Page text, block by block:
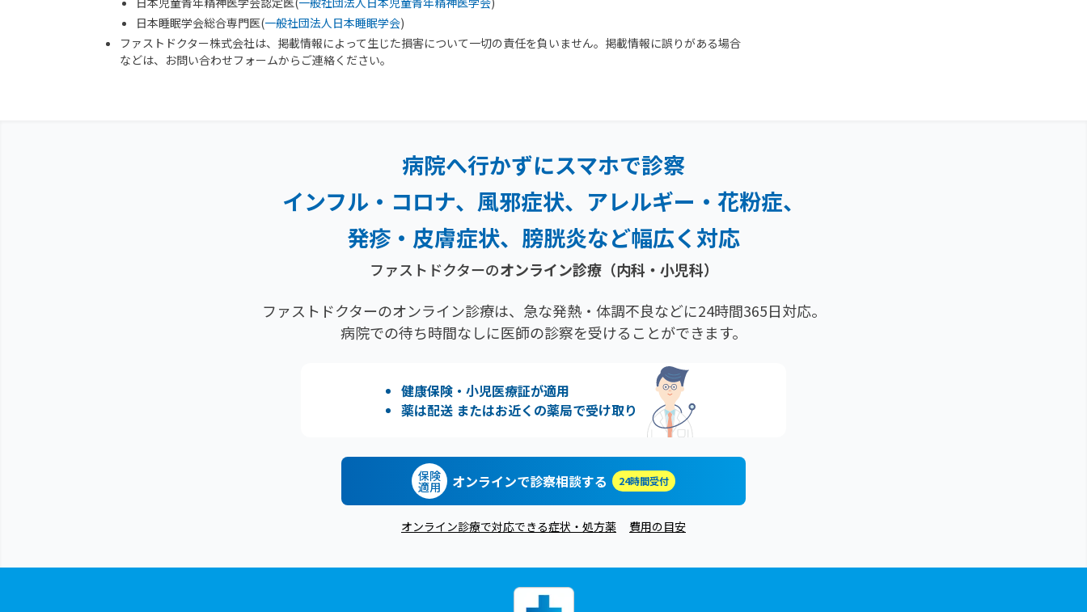
日本睡眠学会総合専門医(一般社団法人日本睡眠学会)
ファストドクター株式会社は、掲載情報によって生じた損害について一切の責任を負いません。掲載情報に誤りがある場合
などは、お問い合わせフォームからご連絡ください。
病院へ行かずにスマホで診察
インフル・コロナ、風邪症状、 アレルギー・花粉症、
発疹・ 皮膚症状、膀胱炎など幅広く対応
ファストドクターのオンライン診療（内科・小児科）
ファストドクターのオンライン診療は、急な発熱・体調不良などに24時間365日対応。
病院での待ち時間なしに医師の診察を受けることができます。
健康保険・小児医療証が適用
薬は配送 またはお近くの薬局で受け取り
保険
適用 オンラインで診察相談する 24時間受付
オンライン診療で対応できる症状・処方薬 費用の目安